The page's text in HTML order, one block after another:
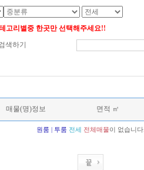
고리별중 한곳만 선택해주세요!!
색하기
매물(명)정보 면적 ㎡
원룸 | 투룸 전세 전체매물이 없습니다.